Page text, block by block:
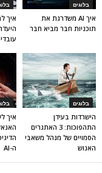
איך
בלוגים
איך AI משדרגת את
תוכניות חבר מביא חבר
איך
ה-AI
בלוגים
הישרדות בעידן
התהפוכות: 3 האתגרים
הסמויים של מנהל משאבי
האנוש